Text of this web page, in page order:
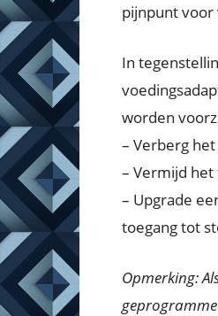
pijnpunt voor
In
worden
– Verberg
– Vermijd
– Upgrade
toegang tot
Opmerking: